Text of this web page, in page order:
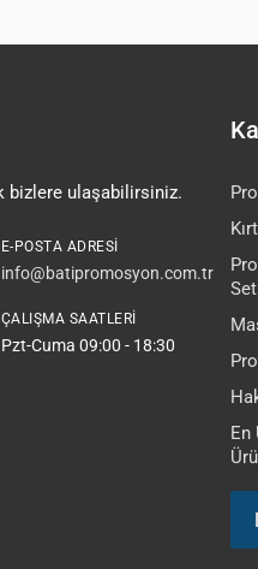
bizlere ulaşabilirsiniz.
E-POSTA ADRESI
info@batipromosyon.com.tr
ÇALIŞMA SAATLERI
Pzt-Cuma 09:00 - 18:30
En